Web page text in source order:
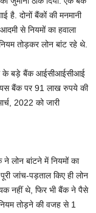
है. दोनों बैंकों की मनमानी
से नियमों का हवाला
तोड़कर लोन बांट रहे थे.
के बड़े बैंक आईसीआईसीआई
यस बैंक पर 91 लाख रुपये की
2022 को जारी
लोन बांटने में नियमों का
जांच-पड़ताल किए ही लोन
नहीं थे, फिर भी बैंक ने पैसे
तोड़ने की वजह से 1